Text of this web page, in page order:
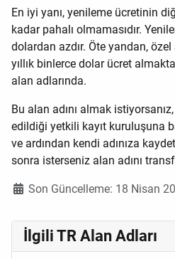
En iyi yanı, yenileme ücretinin
kadar pahalı olmamasıdır.
dolardan azdır. Öte yandan, özel
yıllık binlerce dolar ücret
alan adlarında.
Bu alan adını almak
edildiği yetkili kayıt kuruluşuna
ve ardından kendi adınıza
sonra isterseniz alan adını
Ayrıntılar
Son Güncelleme: 18 Nisan
İlgili TR Alan Adları